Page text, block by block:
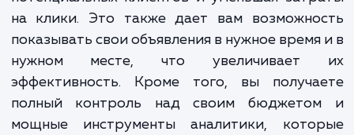
Правильная настройка Google AdWords
множество преимуществ. Она позволяет
эффективно таргетировать ваши
объявления, увеличивая их релевантность
потенциальных клиентов и уменьшая